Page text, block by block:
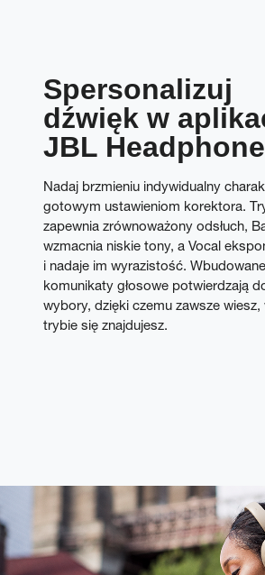
Spersonalizuj
dźwięk w
JBL
Nadaj brzmieniu indywidualny
gotowym ustawieniom korektora.
zapewnia zrównoważony odsłuch,
wzmacnia niskie tony, a Vocal
i nadaje im wyrazistość. Wbudowane
komunikaty głosowe potwierdzają
wybory, dzięki czemu zawsze wiesz,
trybie się znajdujesz.